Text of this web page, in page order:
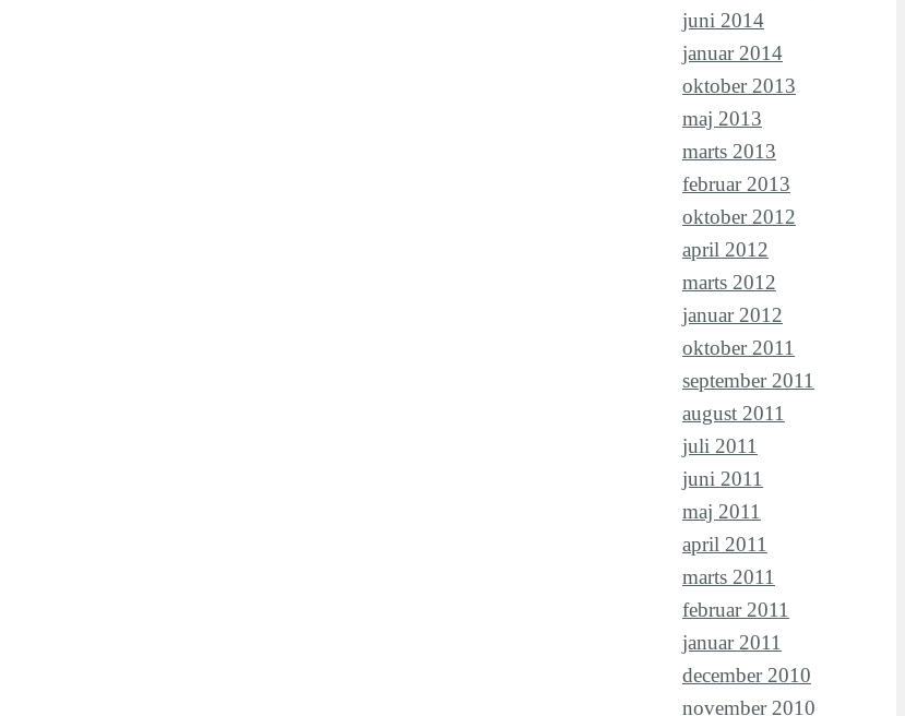
juni 2014
januar 2014
oktober 2013
maj 2013
marts 2013
februar 2013
oktober 2012
april 2012
marts 2012
januar 2012
oktober 2011
september 2011
august 2011
juli 2011
juni 2011
maj 2011
april 2011
marts 2011
februar 2011
januar 2011
december 2010
november 2010